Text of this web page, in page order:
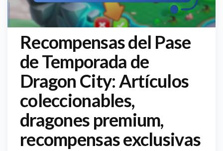
Recompensas del Pase
de Temporada de
Dragon City: Artículos
coleccionables,
dragones premium,
recompensas exclusivas